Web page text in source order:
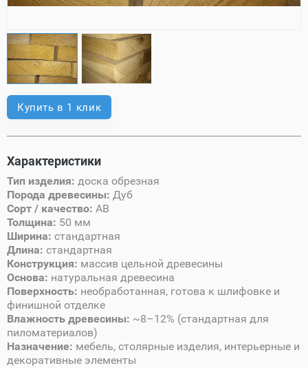
Купить в 1 клик
Характеристики
Тип изделия: доска обрезная
Порода древесины: Дуб
Сорт / качество: AB
Толщина: 50 мм
Ширина: стандартная
Длина: стандартная
Конструкция: массив цельной древесины
Основа: натуральная древесина
Поверхность: необработанная, готова к шлифовке и
финишной отделке
Влажность древесины: ~8–12% (стандартная для
пиломатериалов)
Назначение: мебель, столярные изделия, интерьерные и
декоративные элементы